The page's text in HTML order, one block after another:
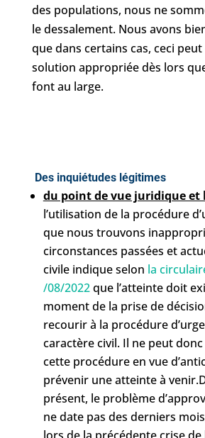
des populations, nous ne
le dessalement. Nous avons
que dans certains cas, ceci
solution appropriée dès lors
font au large.
Des inquiétudes légitimes
du point de vue juridique et
l’utilisation de la procédure
que nous trouvons
circonstances passées et
civile indique selon la
/08/2022que l’atteinte doit
moment de la prise de
recourir à la procédure
caractère civil. Il ne peut
cette procédure en vue
prévenir une atteinte à
présent, le problème
ne date pas des derniers